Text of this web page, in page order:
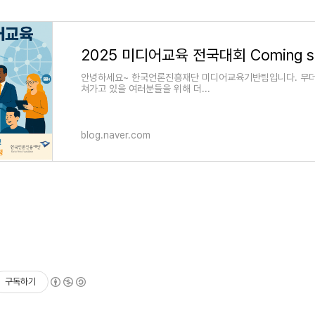
안녕하세요~ 한국언론진흥재단 미디어교육기반팀입니다. 무
쳐가고 있을 여러분들을 위해 더...
blog.naver.com
구독하기